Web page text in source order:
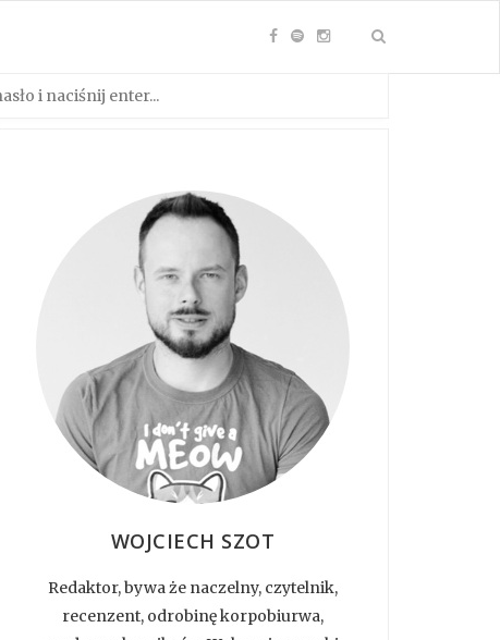
WOJCIECH SZOT
Redaktor, bywa że naczelny, czytelnik,
recenzent, odrobinę korpobiurwa,